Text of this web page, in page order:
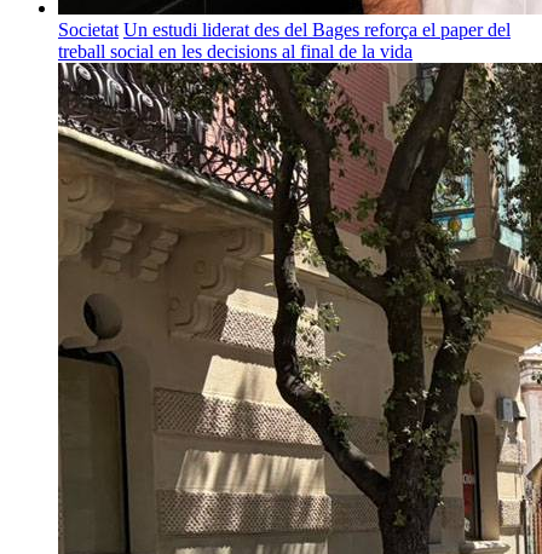
Societat Un estudi liderat des del Bages reforça el paper del
treball social en les decisions al final de la vida